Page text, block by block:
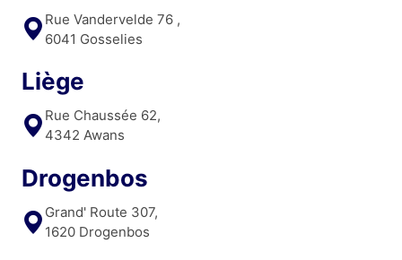
Rue Vandervelde 76 ,
6041 Gosselies
Liège
Rue Chaussée 62,
4342 Awans
Drogenbos
Grand' Route 307,
1620 Drogenbos